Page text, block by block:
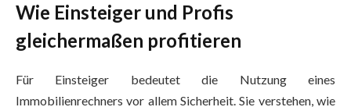
Wie Einsteiger und Profis
gleichermaßen profitieren
Für Einsteiger bedeutet die Nutzung eines
Immobilienrechners vor allem Sicherheit. Sie verstehen, wie